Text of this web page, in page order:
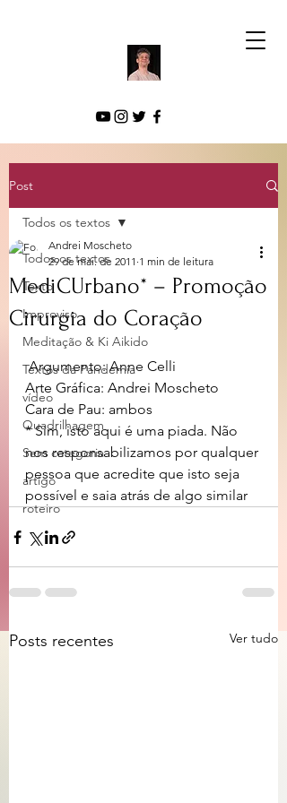
Post
Todos os textos
Texto
Improviso
Meditação & Ki Aikido
Textos da Pandemia
vídeo
Quadrilhagem
Sem categoria
artigo
roteiro
Todos os textos
MediCUrbano* – Promoção
Cirurgia do Coração
Andrei Moscheto
29 de mai. de 2011 1 min de leitura
Argumento: Anne Celli
Arte Gráfica: Andrei Moscheto
Cara de Pau: ambos
* Sim, isto aqui é uma piada. Não
nos responsabilizamos por qualquer
pessoa que acredite que isto seja
possível e saia atrás de algo similar
Posts recentes Ver tudo